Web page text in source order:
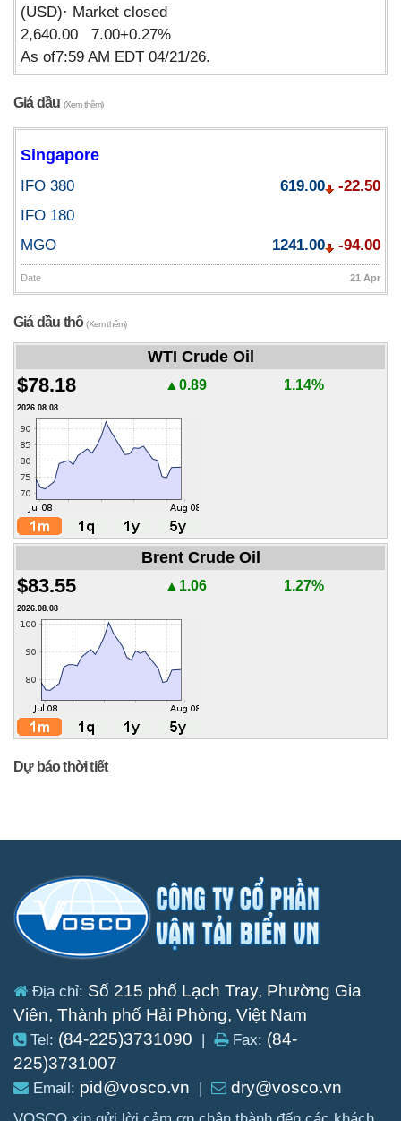
(USD)· Market closed
2,640.00 7.00+0.27%
As of7:59 AM EDT 04/21/26.
Giá dầu (Xem thêm)
Singapore
IFO 380 619.00
-22.50
IFO 180
MGO
1241.00 -94.00
Date 21 Apr
Giá dầu thô(Xem thêm)
WTI Crude Oil
$78.18 ▲0.89 1.14%
2026.08.08
Brent Crude Oil
$83.55 ▲1.06 1.27%
2026.08.08
Dự báo thời tiết
Địa chỉ: Số 215 phố Lạch Tray, Phường Gia
Viên, Thành phố Hải Phòng, Việt Nam
Tel: (84-225)3731090 | Fax: (84-
225)3731007
Email: pid@vosco.vn | dry@vosco.vn